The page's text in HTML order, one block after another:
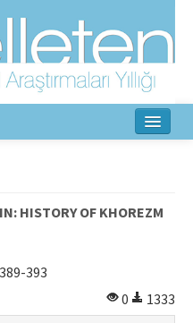
HISTORY OF KHOREZM
389-393
0
1333